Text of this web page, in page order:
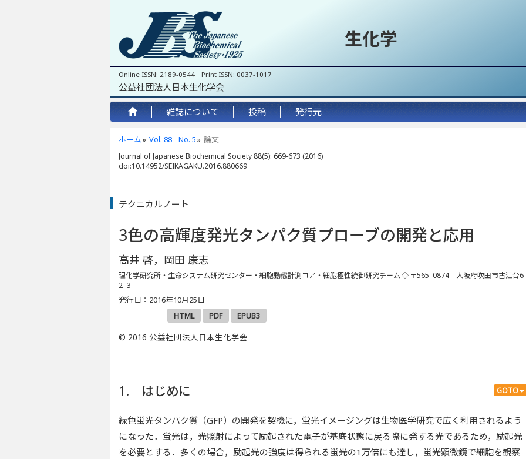
生化学
Online ISSN: 2189-0544 Print ISSN: 0037-1017
公益社団法人日本生化学会
雑誌について 投稿 発行元
ホーム Vol. 88 - No. 5 論文
Journal of Japanese Biochemical Society 88(5): 669-673 (2016)
doi:10.14952/SEIKAGAKU.2016.880669
テクニカルノート
3色の高輝度発光タンパク質プローブの開発と応用
高井 啓，岡田 康志
理化学研究所・生命システム研究センター・細胞動態計測コア・細胞極性統御研究チーム◇ 〒565‒0874 大阪府吹田市古江台
2–3
発行日：2016年10月25日
HTML
PDF EPUB3
© 2016 公益社団法人日本生化学会
GOTO
1. はじめに
緑色蛍光タンパク質（GFP）の開発を契機に，蛍光イメージングは生物医学研究で広く利用されるよう
になった．蛍光は，光照射によって励起された電子が基底状態に戻る際に発する光であるため，励起光
を必要とする．多くの場合，励起光の強度は得られる蛍光の1万倍にも達し，蛍光顕微鏡で細胞を観察